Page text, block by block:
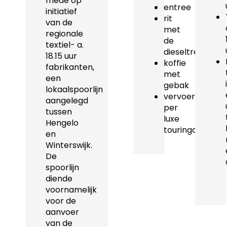
initiatief
van de
regionale
textiel- a.
18.15 uur
fabrikanten,
een
lokaalspoorlijn
aangelegd
tussen
Hengelo
en
Winterswijk.
De
spoorlijn
diende
voornamelijk
voor de
aanvoer
van de
entree
rit
met
de
dieseltrein
koffie
met
gebak
vervoer
per
luxe
touringcar